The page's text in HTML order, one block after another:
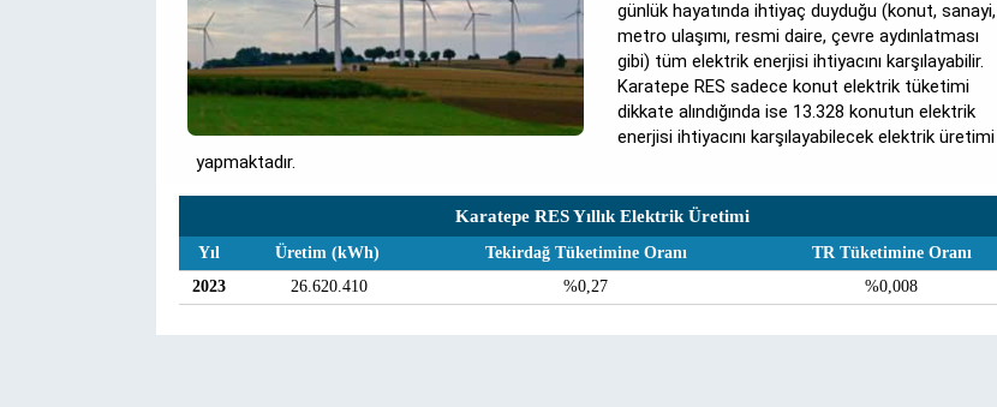
günlük hayatında ihtiyaç duyduğu (konut, sanayi,
metro ulaşımı, resmi daire, çevre aydınlatması
gibi) tüm elektrik enerjisi ihtiyacını karşılayabilir.
Karatepe RES sadece konut elektrik tüketimi
dikkate alındığında ise 13.328 konutun elektrik
enerjisi ihtiyacını karşılayabilecek elektrik üretimi
yapmaktadır.
Karatepe RES Yıllık Elektrik Üretimi
Yıl Üretim (kWh) Tekirdağ Tüketimine Oranı
TR Tüketimine Oranı
2023
26.620.410 %0,27 %0,008